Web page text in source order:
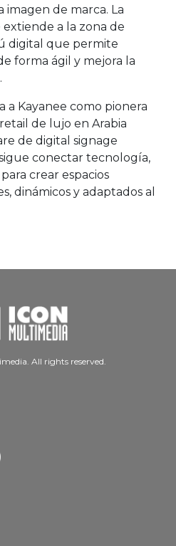
de marca. La
a la zona de
digital que permite
forma ágil y mejora la
a Kayanee como pionera
de lujo en Arabia
de digital signage
conectar tecnología,
crear espacios
dinámicos y adaptados al
All rights reserved.